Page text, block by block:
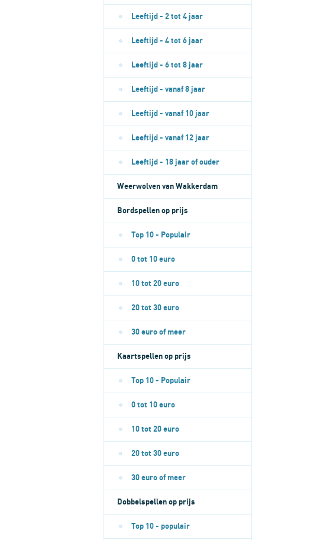
Leeftijd - 2 tot 4 jaar
Leeftijd - 4 tot 6 jaar
Leeftijd - 6 tot 8 jaar
Leeftijd - vanaf 8 jaar
Leeftijd - vanaf 10 jaar
Leeftijd - vanaf 12 jaar
Leeftijd - 18 jaar of ouder
Weerwolven van Wakkerdam
Bordspellen op prijs
Top 10 - Populair
0 tot 10 euro
10 tot 20 euro
20 tot 30 euro
30 euro of meer
Kaartspellen op prijs
Top 10 - Populair
0 tot 10 euro
10 tot 20 euro
20 tot 30 euro
30 euro of meer
Dobbelspellen op prijs
Top 10 - populair